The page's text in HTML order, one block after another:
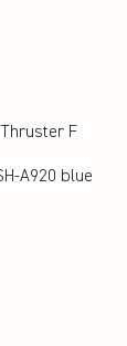
Thruster F
A920 blue